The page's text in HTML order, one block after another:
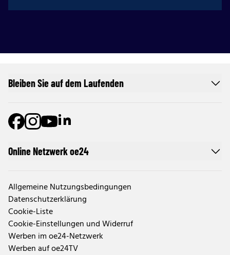
Online Netzwerk oe24
Allgemeine Nutzungsbedingungen
Datenschutzerklärung
Cookie-Liste
Cookie-Einstellungen und Widerruf
Werben im oe24-Netzwerk
Werben auf oe24TV
Bleiben Sie auf dem Laufenden